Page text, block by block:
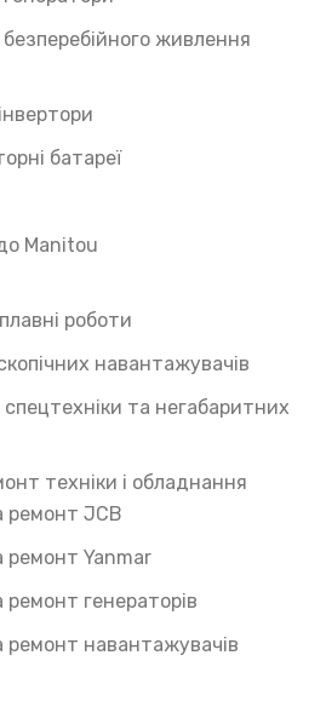
живлення
батареї
Manitou
роботи
навантажувачів
та негабаритних
техніки і обладнання
ремонт JCB
ремонт Yanmar
ремонт генераторів
ремонт навантажувачів